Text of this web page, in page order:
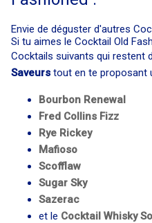
Envie de déguster d'autres
Si tu aimes le Cocktail Old
Cocktails suivants qui restent
Saveurs tout en te proposant
Bourbon Renewal
Fred Collins Fizz
Rye Rickey
Mafioso
Scofflaw
Sugar Sky
Sazerac
et le Cocktail Whisky